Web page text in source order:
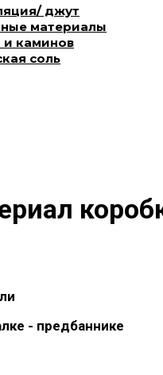
джут
материалы
и каминов
соль
- предбаннике